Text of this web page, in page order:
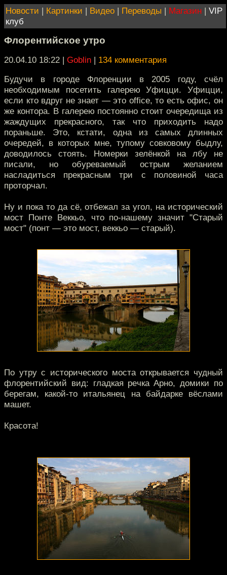
Новости | Картинки | Видео | Переводы | Магазин | VIP
клуб
Флорентийское утро
20.04.10 18:22 | Goblin | 134 комментария
Будучи в городе Флоренции в 2005 году, счёл
необходимым посетить галерею Уфицци. Уфицци,
если кто вдруг не знает — это office, то есть офис, он
же контора. В галерею постоянно стоит очередища из
жаждущих прекрасного, так что приходить надо
пораньше. Это, кстати, одна из самых длинных
очередей, в которых мне, тупому совковому быдлу,
доводилось стоять. Номерки зелёнкой на лбу не
писали, но обуреваемый острым желанием
насладиться прекрасным три с половиной часа
проторчал.
Ну и пока то да сё, отбежал за угол, на исторический
мост Понте Веккьо, что по-нашему значит "Старый
мост" (понт — это мост, веккьо — старый).
По утру с исторического моста открывается чудный
флорентийский вид: гладкая речка Арно, домики по
берегам, какой-то итальянец на байдарке вёслами
машет.
Красота!